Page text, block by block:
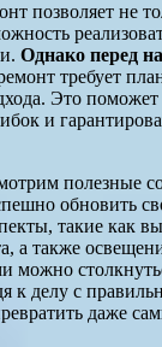
позволяет не
Однако перед
требует
Это поможет
и
полезные
обновить
такие как
а также
можно
к делу с
даже